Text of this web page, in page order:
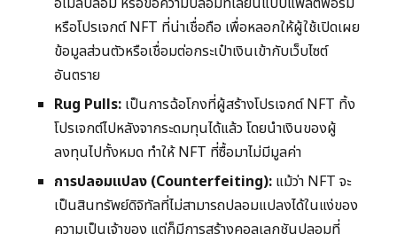
หรือโปรเจกต์ NFT ที่น่าเชื่อถือ เพื่อหลอกให้ผู้ใช้เปิดเผย
ข้อมูลส่วนตัวหรือเชื่อมต่อกระเป๋าเงินเข้ากับเว็บไซต์
อันตราย
Rug Pulls: เป็นการฉ้อโกงที่ผู้สร้างโปรเจกต์ NFT ทิ้ง
โปรเจกต์ไปหลังจากระดมทุนได้แล้ว โดยนำเงินของผู้
ลงทุนไปทั้งหมด ทำให้ NFT ที่ซื้อมาไม่มีมูลค่า
การปลอมแปลง (Counterfeiting): แม้ว่า NFT จะ
เป็นสินทรัพย์ดิจิทัลที่ไม่สามารถปลอมแปลงได้ในแง่ของ
ความเป็นเจ้าของ แต่ก็มีการสร้างคอลเลกชันปลอมที่